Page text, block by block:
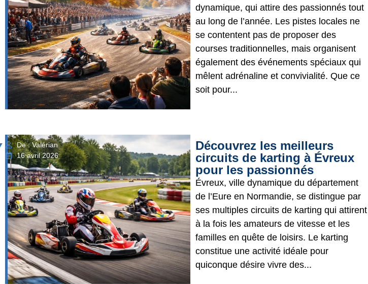
dynamique, qui attire des passionnés tout
au long de l’année. Les pistes locales ne
se contentent pas de proposer des
courses traditionnelles, mais organisent
également des événements spéciaux qui
mêlent adrénaline et convivialité. Que ce
soit pour...
De : Valérian
16 avril 2026
Découvrez les meilleurs
circuits de karting à Évreux
pour les passionnés
Évreux, ville dynamique du département
de l’Eure en Normandie, se distingue par
ses multiples circuits de karting qui attirent
à la fois les amateurs de vitesse et les
familles en quête de loisirs. Le karting
constitue une activité idéale pour
quiconque désire vivre des...